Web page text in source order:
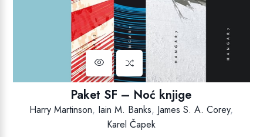
Paket SF – Noć knjige
Harry Martinson, Iain M. Banks, James S. A. Corey,
Karel Čapek